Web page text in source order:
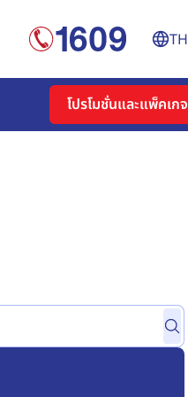
TH
โปรโมชั่นและแพ็คเกจ